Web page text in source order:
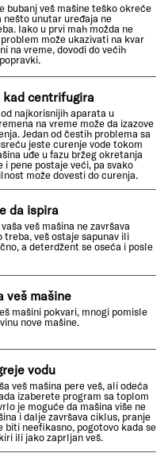
bubanj veš mašine teško okreće
nešto unutar uređaja ne
Iako u prvi mah možda ne
može ukazivati na kvar
na vreme, dovodi do većih
kad centrifugira
najkorisnijih aparata u
na vreme može da izazove
Jedan od čestih problema sa
jeste curenje vode tokom
uđe u fazu bržeg okretanja
i pene postaje veći, pa svako
može dovesti do curenja.
da ispira
veš mašina ne završava
veš ostaje sapunav ili
a deterdžent se oseća i posle
veš mašine
mašini pokvari, mnogi pomisle
nove mašine.
vodu
veš mašina pere veš, ali odeća
izaberete program sa toplom
je moguće da mašina više ne
i dalje završava ciklus, pranje
biti neefikasno, pogotovo kada se
ili jako zaprljan veš.